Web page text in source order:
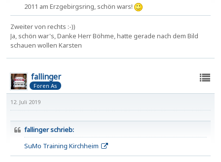
2011 am Erzgebirgsring, schön wars!
Zweiter von rechts :-))
Ja, schön war's, Danke Herr Böhme, hatte gerade nach dem Bild
schauen wollen Karsten
fallinger
Foren As
12. Juli 2019
fallinger schrieb:
SuMo Training Kirchheim